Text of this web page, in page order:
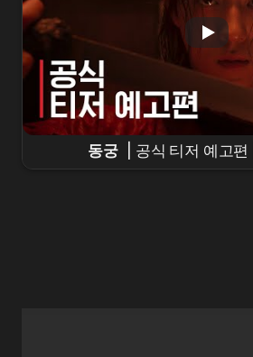
동궁 | 공식 티저 예고편 |